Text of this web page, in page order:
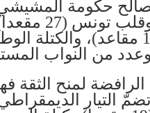
من النواب
التيار